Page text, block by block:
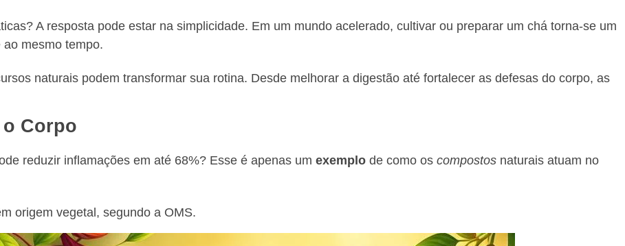
A resposta pode estar na simplicidade. Em um mundo acelerado, cultivar ou preparar um chá torna-se um
mesmo tempo.
naturais podem transformar sua rotina. Desde melhorar a digestão até fortalecer as defesas do corpo, as
Corpo
reduzir inflamações em até 68%? Esse é apenas um exemplo de como os compostos naturais atuam no
origem vegetal, segundo a OMS.